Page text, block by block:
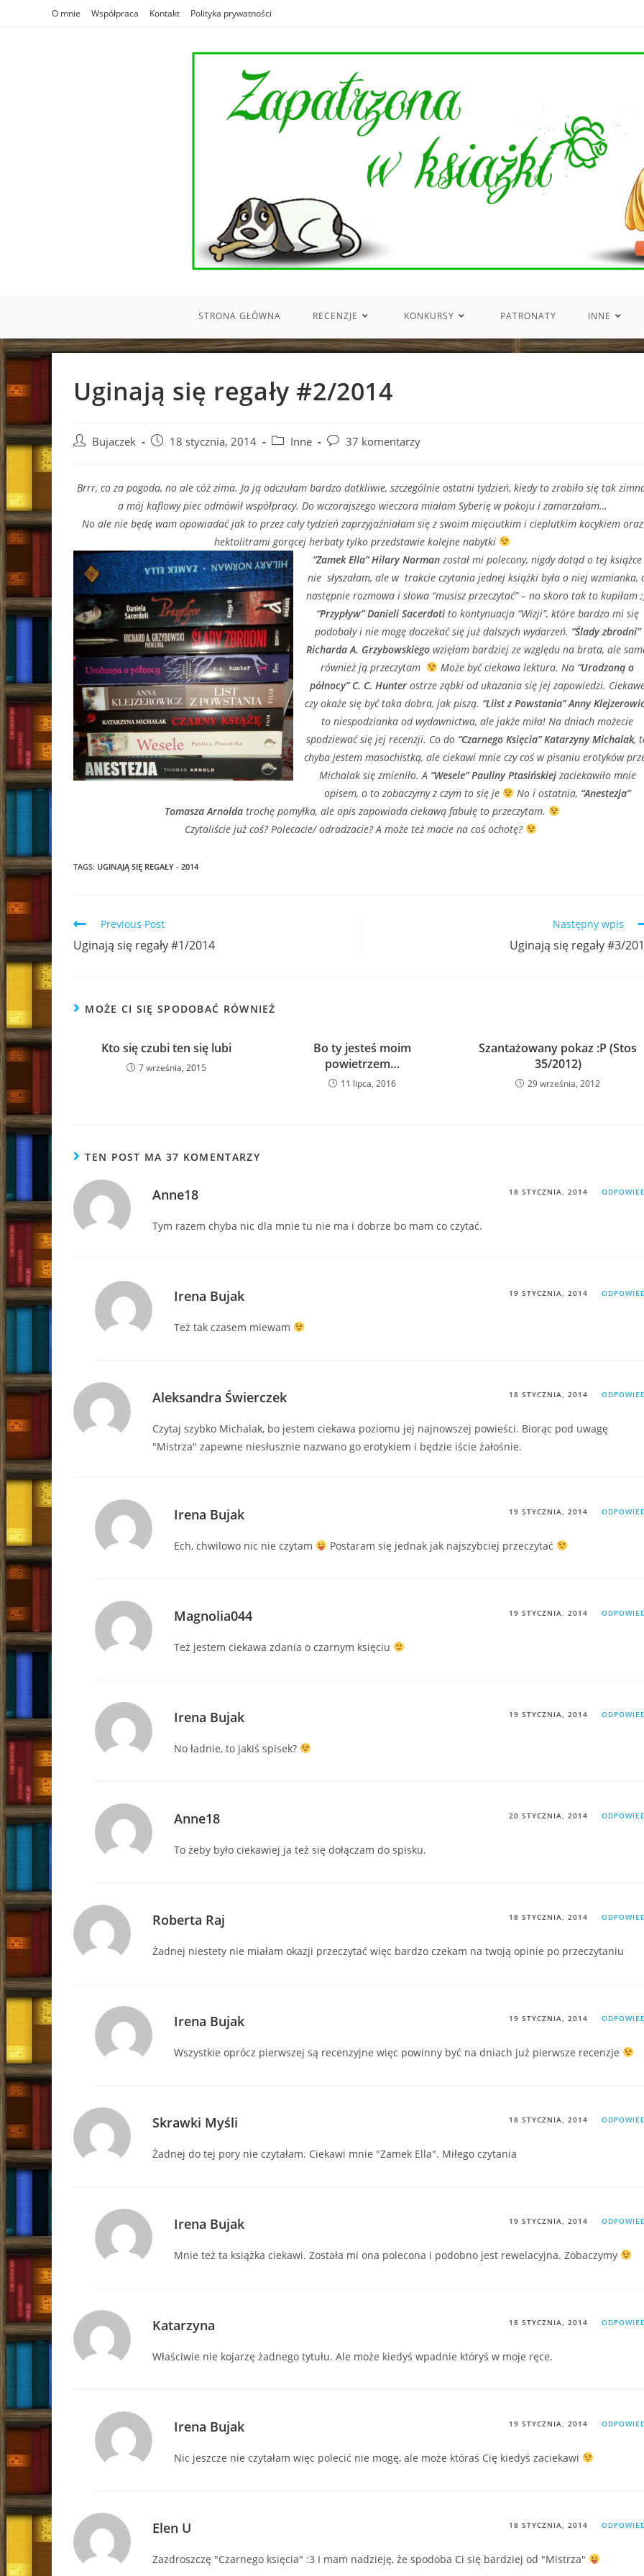
O mnie Współpraca Kontakt Polityka prywatności
STRONA GŁÓWNA RECENZJE KONKURSY PATRONATY INNE
Uginają się regały #2/2014
Post Bujaczek
Post 18 stycznia, 2014
Post Inne
Post37 komentarzy
Brrr, co za pogoda, no ale cóż zima. Ja ją odczułam bardzo dotkliwie, szczególnie ostatni tydzień, kiedy to zrobiło się tak
a mój kaflowy piec odmówił współpracy. Do wczorajszego wieczora miałam Syberię w pokoju i zamarzałam…
No ale nie będę wam opowiadać jak to przez cały tydzień zaprzyjaźniałam się z swoim mięciutkim i cieplutkim kocykiem oraz
hektolitrami gorącej herbaty tylko przedstawie kolejne nabytki
“Zamek Ella” Hilary Norman został mi polecony, nigdy dotąd o tej książce
nie słyszałam, ale w trakcie czytania jednej książki była o niej wzmianka,
następnie rozmowa i słowa “musisz przeczytać” – no skoro tak to kupiłam
“Przypływ” Danieli Sacerdoti to kontynuacja “Wizji”, które bardzo mi się
podobały i nie mogę doczekać się już dalszych wydarzeń. “Ślady zbrodni”
Richarda A. Grzybowskiego wzięłam bardziej ze względu na brata, ale
również ją przeczytam
Może być ciekawa lektura. Na “Urodzoną o
północy” C. C. Hunter ostrze ząbki od ukazania się jej zapowiedzi.
czy okaże się być taka dobra, jak piszą. “Liist z Powstania” Anny
to niespodzianka od wydawnictwa, ale jakże miła! Na dniach możecie
spodziewać się jej recenzji. Co do “Czarnego Księcia” Katarzyny Michalak,
chyba jestem masochistką, ale ciekawi mnie czy coś w pisaniu erotyków
Michalak się zmieniło. A “Wesele” Pauliny Ptasińskiej zaciekawiło mnie
opisem, o to zobaczymy z czym to się je
No i ostatnia, “Anestezja”
Tomasza Arnoldatrochę pomyłka, ale opis zapowiada ciekawą fabułę to przeczytam.
Czytaliście już coś? Polecacie/ odradzacie? A może też macie na coś ochotę?
TAGS: UGINAJĄ SIĘ REGAŁY - 2014
Read
articles
Previous Post
Uginają się regały #1/2014
Następny wpis
Uginają się regały #3/
MOŻE CI SIĘ SPODOBAĆ RÓWNIEŻ
Kto się czubi ten się lubi
7 września, 2015
Bo ty jesteś moim
powietrzem…
11 lipca, 2016
Szantażowany pokaz :P (Stos
35/2012)
29 września, 2012
TEN POST MA 37 KOMENTARZY
Anne18 18 STYCZNIA, 2014
Tym razem chyba nic dla mnie tu nie ma i dobrze bo mam co czytać.
Irena Bujak 19 STYCZNIA, 2014
Też tak czasem miewam
Aleksandra Świerczek 18 STYCZNIA, 2014
Czytaj szybko Michalak, bo jestem ciekawa poziomu jej najnowszej powieści. Biorąc pod uwagę
"Mistrza" zapewne niesłusznie nazwano go erotykiem i będzie iście żałośnie.
Irena Bujak 19 STYCZNIA, 2014
Ech, chwilowo nic nie czytam Postaram się jednak jak najszybciej przeczytać
Magnolia044 19 STYCZNIA, 2014
Też jestem ciekawa zdania o czarnym księciu
Irena Bujak 19 STYCZNIA, 2014
No ładnie, to jakiś spisek?
Anne18 20 STYCZNIA, 2014
To żeby było ciekawiej ja też się dołączam do spisku.
Roberta Raj 18 STYCZNIA, 2014
Żadnej niestety nie miałam okazji przeczytać więc bardzo czekam na twoją opinie po przeczytaniu
Irena Bujak 19 STYCZNIA, 2014
Wszystkie oprócz pierwszej są recenzyjne więc powinny być na dniach już pierwsze recenzje
Skrawki Myśli 18 STYCZNIA, 2014
Żadnej do tej pory nie czytałam. Ciekawi mnie "Zamek Ella". Miłego czytania
Irena Bujak 19 STYCZNIA, 2014
Mnie też ta książka ciekawi. Została mi ona polecona i podobno jest rewelacyjna. Zobaczymy
Katarzyna 18 STYCZNIA, 2014
Właściwie nie kojarzę żadnego tytułu. Ale może kiedyś wpadnie któryś w moje ręce.
Irena Bujak 19 STYCZNIA, 2014
Nic jeszcze nie czytałam więc polecić nie mogę, ale może któraś Cię kiedyś zaciekawi
Elen U 18 STYCZNIA, 2014
Zazdroszczę "Czarnego księcia" :3 I mam nadzieję, że spodoba Ci się bardziej od "Mistrza"